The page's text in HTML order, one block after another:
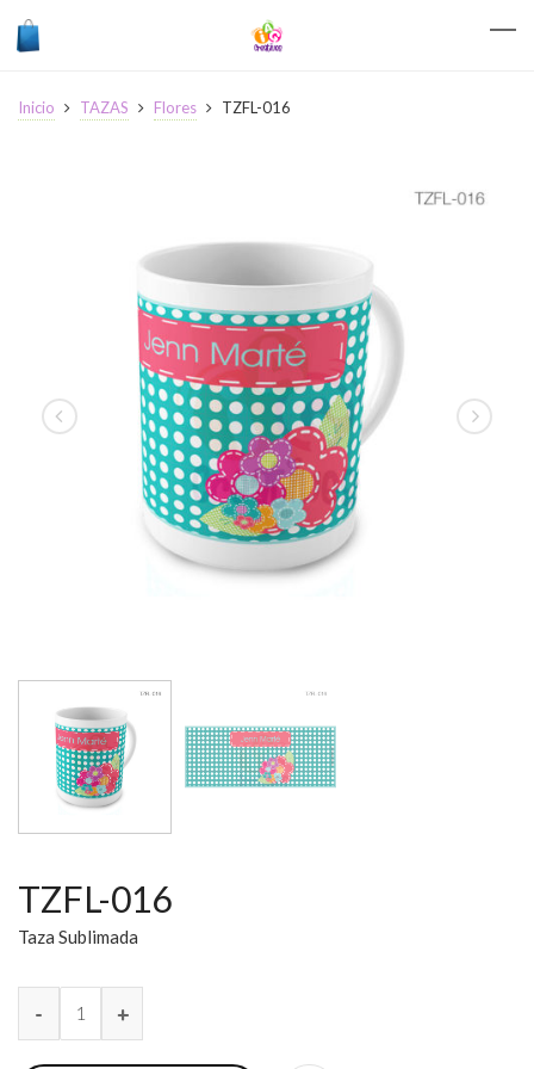
Inicio TAZAS Flores TZFL-016
TZFL-016
Taza Sublimada